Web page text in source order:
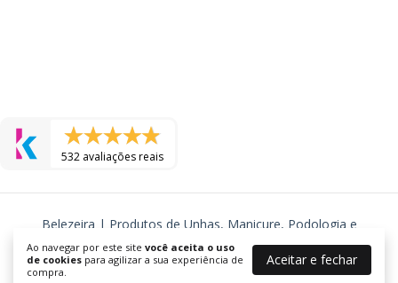
Ao navegar por este site você aceita o uso
de cookies para agilizar a sua experiência de
compra.
Aceitar e fechar
532 avaliações reais
Belezeira | Produtos de Unhas, Manicure, Podologia e
Cosmeticos
©2026. BELEZEIRA - J R TORRES COSMETICOS LTDA - 24577725000105.
Todos os direitos reservados.